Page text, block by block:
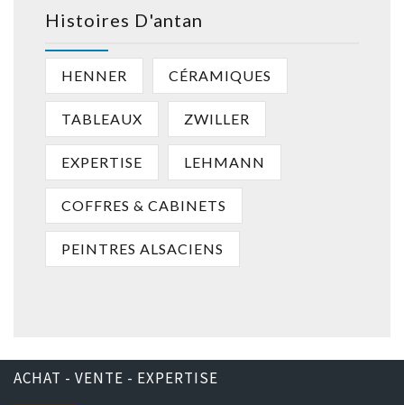
Histoires D'antan
HENNER CÉRAMIQUES
TABLEAUX ZWILLER
EXPERTISE LEHMANN
COFFRES & CABINETS
PEINTRES ALSACIENS
ACHAT - VENTE - EXPERTISE